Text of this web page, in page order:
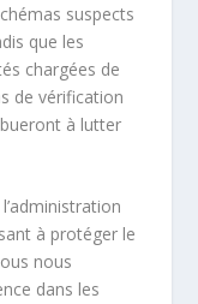
suspects
que les
chargées de
de vérification
à lutter
à protéger le
nous
dans les